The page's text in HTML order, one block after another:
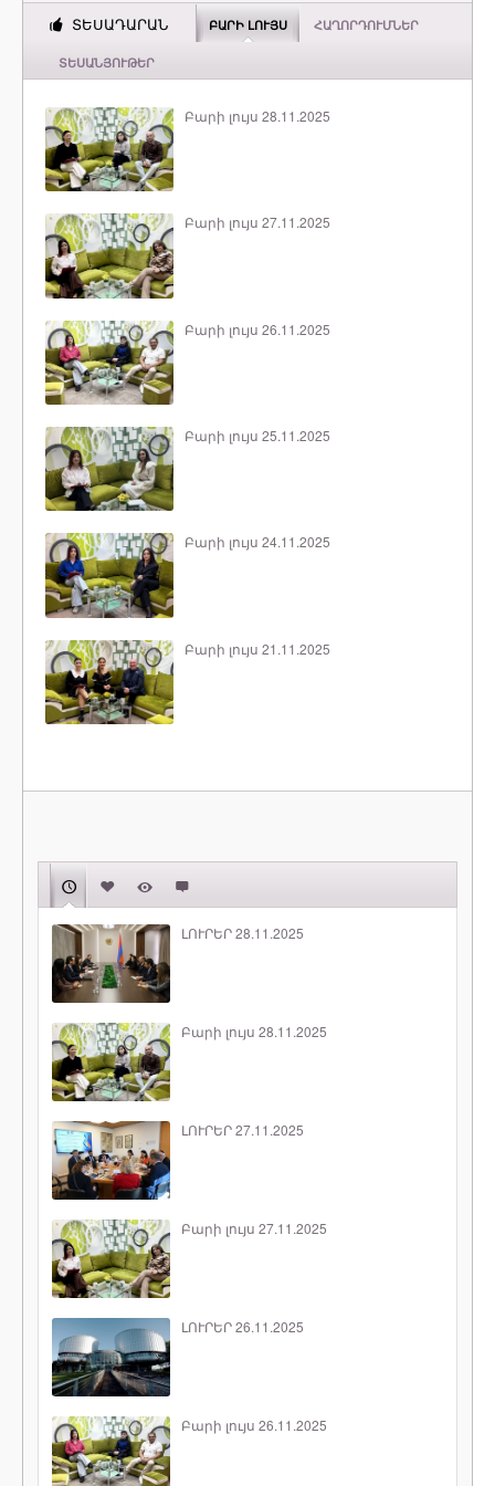
ՏԵՍԱԴԱՐԱՆ ԲԱՐԻ ԼՈՒՅՍ ՀԱՂՈՐԴՈՒՄՆԵՐ
ՏԵՍԱՆՅՈՒԹԵՐ
Բարի լույս 28.11.2025
Բարի լույս 27.11.2025
Բարի լույս 26.11.2025
Բարի լույս 25.11.2025
Բարի լույս 24.11.2025
Բարի լույս 21.11.2025
ԼՈՒՐԵՐ 28.11.2025
Բարի լույս 28.11.2025
ԼՈՒՐԵՐ 27.11.2025
Բարի լույս 27.11.2025
ԼՈՒՐԵՐ 26.11.2025
Բարի լույս 26.11.2025